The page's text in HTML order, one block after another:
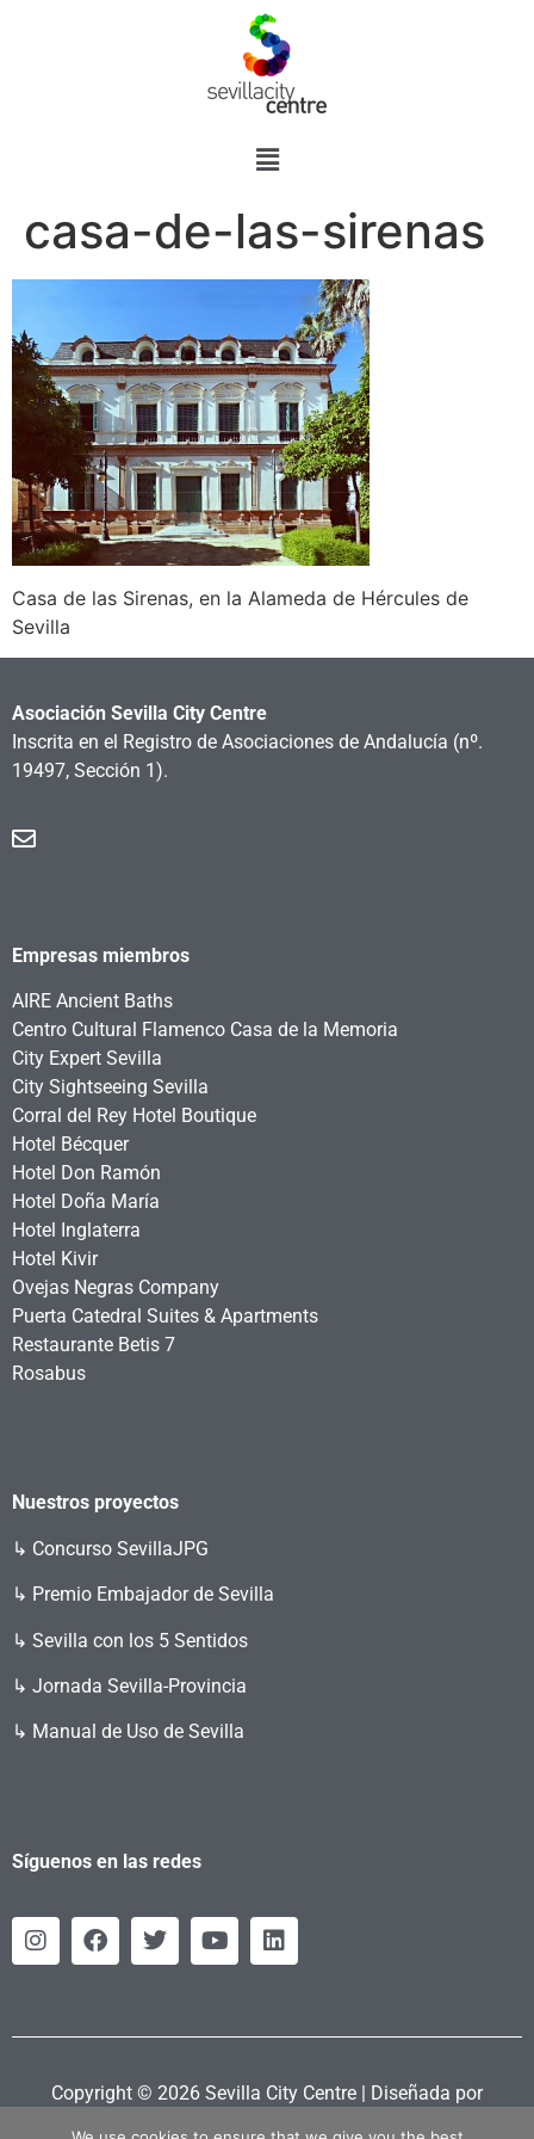
casa-de-las-sirenas
Casa de las Sirenas, en la Alameda de Hércules de
Sevilla
Asociación Sevilla City Centre
Inscrita en el Registro de Asociaciones de Andalucía (nº.
19497, Sección 1).
Empresas miembros
AIRE Ancient Baths
Centro Cultural Flamenco Casa de la Memoria
City Expert Sevilla
City Sightseeing Sevilla
Corral del Rey Hotel Boutique
Hotel Bécquer
Hotel Don Ramón
Hotel Doña María
Hotel Inglaterra
Hotel Kivir
Ovejas Negras Company
Puerta Catedral Suites & Apartments
Restaurante Betis 7
Rosabus
Nuestros proyectos
↳ Concurso SevillaJPG
↳ Premio Embajador de Sevilla
↳ Sevilla con los 5 Sentidos
↳ Jornada Sevilla-Provincia
↳ Manual de Uso de Sevilla
Síguenos en las redes
Copyright © 2026 Sevilla City Centre | Diseñada por